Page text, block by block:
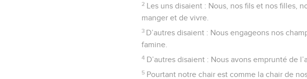
2 Les uns disaient : Nous, nos fils et nos filles,
manger et de vivre.
3 D’autres disaient : Nous engageons nos
famine.
4 D’autres disaient : Nous avons emprunté de
5 Pourtant notre chair est comme la chair de